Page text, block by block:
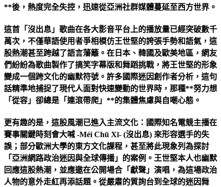
**後，熱度完全失控，迅速從亞洲社群媒體蔓延至西方世界。
這首「沒出息」歌曲在各大影音平台上的播放量已經突破數千
萬次，不僅華語使用者爭相模仿王世堅的誇張手勢和語氣，這
股熱潮甚至跨越了語言藩籬。在日本、韓國及歐美地區，網友
們紛紛為歌曲製作了搞笑字幕版和舞蹈挑戰，將王世堅的形象
變成一個跨文化的幽默符號。許多國際迷因創作者分析，這句
話精準地捕捉了現代人面對快速變動的世界時，那種**努力想
「從容」卻總是「連滾帶爬」**的集體焦慮與自嘲心態。
更有趣的是，這股風潮已進入主流文化：國際知名電競主播在
賽事關鍵時刻會大喊 -Méi Chū Xī- (沒出息) 來形容選手的失
誤；部分歐洲大學的東方文化課程，甚至將此現象列為探討
「亞洲網路政治迷因與全球傳播」的案例。王世堅本人也幽默
回應這股熱潮，並應邀在公開場合「獻聲」演唱，為這場政治
人物的意外走紅再添話題。從嚴肅的質詢台到全球的迷因舞